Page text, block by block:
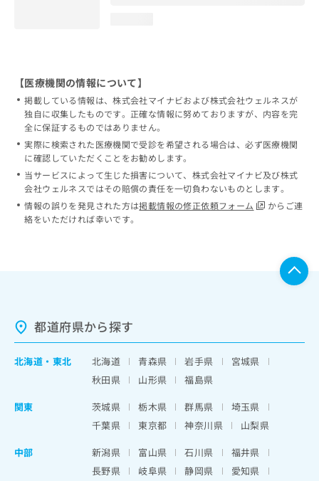
【医療機関の情報について】
掲載している情報は、株式会社マイナビおよび株式会社ウェルネスが
独自に収集したものです。正確な情報に努めておりますが、内容を完
全に保証するものではありません。
実際に検索された医療機関で受診を希望される場合は、必ず医療機関
に確認していただくことをお勧めします。
当サービスによって生じた損害について、株式会社マイナビ及び株式
会社ウェルネスではその賠償の責任を一切負わないものとします。
情報の誤りを発見された方は掲載情報の修正依頼フォーム
からご連
絡をいただければ幸いです。
都道府県から探す
北海道 ・ 東北 北海道 青森県 岩手県
宮城県
秋田県
山形県
福島県
関東
茨城県 栃木県 群馬県
埼玉県
千葉県
東京都 神奈川県
山梨県
中部
新潟県 富山県 石川県
福井県
長野県
岐阜県 静岡県
愛知県